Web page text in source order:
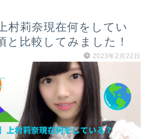
村莉奈現在何をしてい
と比較してみました！
2023年2月22日